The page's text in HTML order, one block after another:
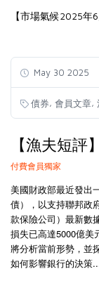
【市場氣候2025年
May 30 2025
債券, 會員文章,
【漁夫短
付費會員獨家
美國財政部最近發出
債），以支持聯邦政
款保險公司）最新數
損失已高達5000億美
將分析當前形勢，並
如何影響銀行的決策